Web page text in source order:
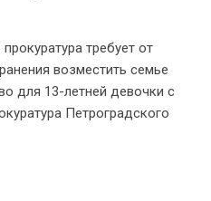
требует от
возместить семье
для 13-летней девочки с
Петроградского